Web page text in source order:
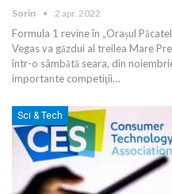
Sorin 2 apr. 2022
Formula 1 revine în „Orașul
Vegas va găzdui al treilea Mare
într-o sâmbătă seara, din
importante competiţii…
Sci & Tech